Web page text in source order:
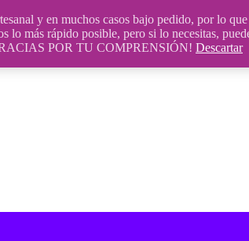
y en muchos casos bajo pedido, por lo
más rápido posible, pero si lo necesitas,
POR TU COMPRENSIÓN! Descartar